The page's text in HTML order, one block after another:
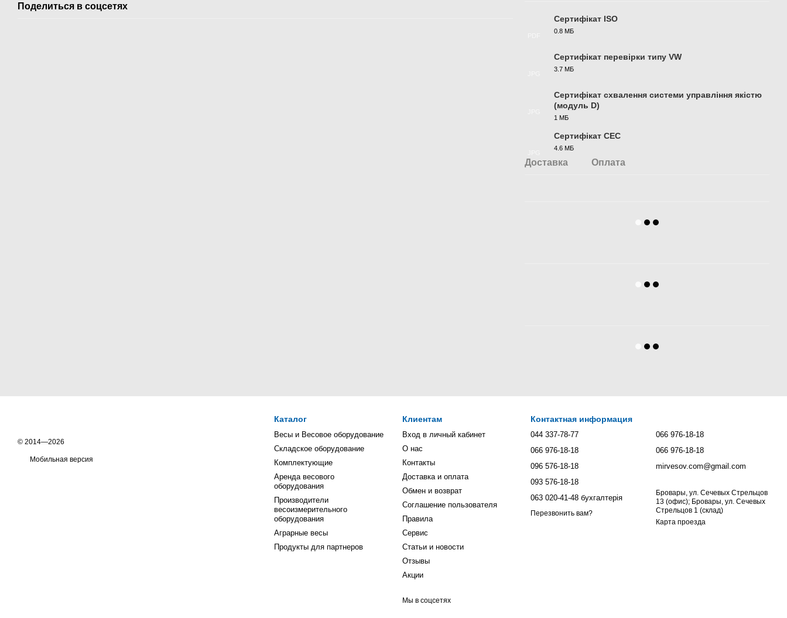
Поделиться в соцсетях
Сертифікат ISO
0.8 МБ
Сертифікат перевірки типу VW
3.7 МБ
Сертифікат схвалення системи управління якістю
(модуль D)
1 МБ
Сертифікат СЕС
4.6 МБ
Доставка Оплата
© 2014—2026
Мобильная версия
Каталог
Весы и Весовое оборудование
Складское оборудование
Комплектующие
Аренда весового
оборудования
Производители
весоизмерительного
оборудования
Аграрные весы
Продукты для партнеров
Клиентам
Вход в личный кабинет
О нас
Контакты
Доставка и оплата
Обмен и возврат
Соглашение пользователя
Правила
Сервис
Статьи и новости
Отзывы
Акции
Мы в соцсетях
Контактная информация
044 337-78-77
066 976-18-18
096 576-18-18
093 576-18-18
063 020-41-48 бухгалтерія
Перезвонить вам?
066 976-18-18
066 976-18-18
mirvesov.com@gmail.com
Бровары, ул. Сечевых Стрельцов
13 (офис); Бровары, ул. Сечевых
Стрельцов 1 (склад)
Карта проезда